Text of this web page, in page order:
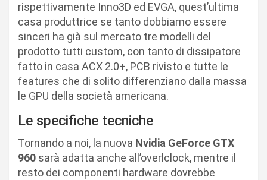
rispettivamente Inno3D ed EVGA, quest’ultima
casa produttrice se tanto dobbiamo essere
sinceri ha già sul mercato tre modelli del
prodotto tutti custom, con tanto di dissipatore
fatto in casa ACX 2.0+, PCB rivisto e tutte le
features che di solito differenziano dalla massa
le GPU della società americana.
Le specifiche tecniche
Tornando a noi, la nuova Nvidia GeForce GTX
960 sarà adatta anche all’overlclock, mentre il
resto dei componenti hardware dovrebbe